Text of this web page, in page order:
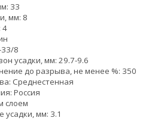
33
мм: 8
4
8
усадки, мм: 29.7-9.6
до разрыва, не менее %: 350
Среднестенная
Россия
слоем
усадки, мм: 3.1